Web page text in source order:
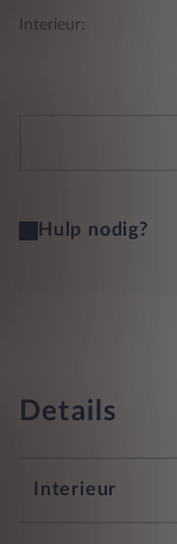
Interieur:
Hulp nodig?
Details
Interieur